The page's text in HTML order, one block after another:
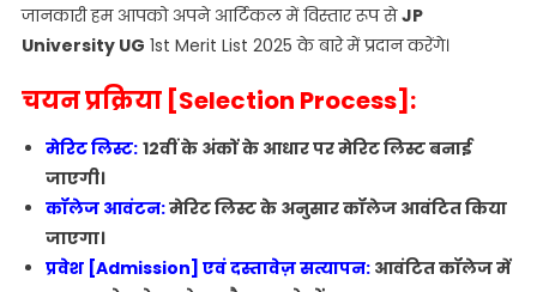
जानकारी हम आपको अपने आर्टिकल में विस्तार रूप सेJP
University UG 1st Merit List 2025 के बारे में प्रदान करेंगे।
चयन प्रक्रिया [Selection Process]:
मेरिट लिस्ट: 12वीं के अंकों के आधार पर मेरिट लिस्ट बनाई
जाएगी।
कॉलेज आवंटन:मेरिट लिस्ट के अनुसार कॉलेज आवंटित किया
जाएगा।
प्रवेश [Admission] एवं दस्तावेज़ सत्यापन:आवंटित कॉलेज में